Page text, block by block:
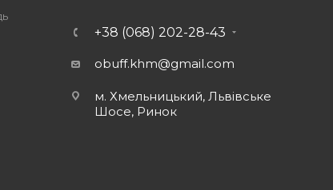
+38 (068) 202-28-43
obuff.khm@gmail.com
м. Хмельницький, Львівське
Шосе, Ринок